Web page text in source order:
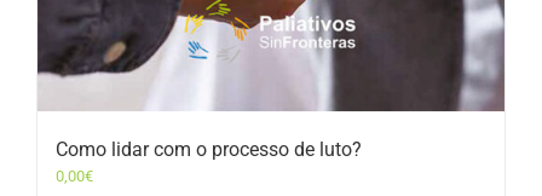
Como lidar com o processo de luto?
0,00€